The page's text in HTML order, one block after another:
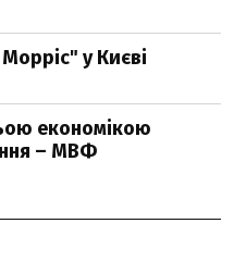
у Києві
економікою
– МВФ